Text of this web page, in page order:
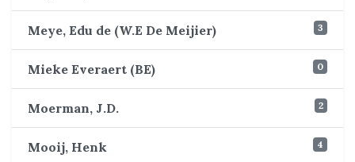
Meye, Edu de (W.E De Meijier) 3
Mieke Everaert (BE) 0
Moerman, J.D. 2
Mooij, Henk 4